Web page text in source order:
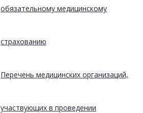
обязательному медицинскому
страхованию
Перечень медицинских организаций,
участвующих в проведении